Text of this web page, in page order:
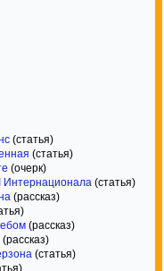
(статья)
(статья)
(очерк)
Интернационала (статья)
(рассказ)
(рассказ)
(рассказ)
(статья)